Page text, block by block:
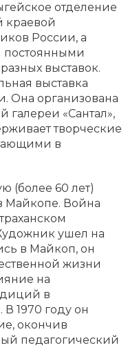
отделение
краевой
России, а
выставок.
выставка
Она организована
галереи «Сантал»,
творческие
в
(более 60 лет)
Майкопе. Война
ушел на
в Майкоп, он
жизни
на
в
В 1970 году он
окончив
педагогический